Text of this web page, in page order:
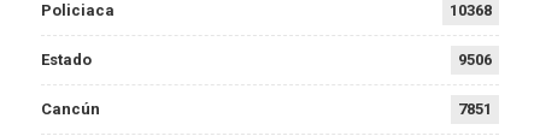
Policiaca 10368
Estado 9506
Cancún 7851